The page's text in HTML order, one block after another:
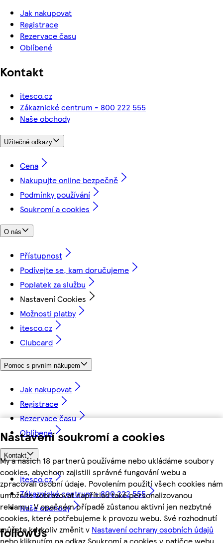
Nastavení soukromí a cookies
My a našich 18 partnerů používáme nebo ukládáme soubory
cookies, abychom zajistili správné fungování webu a
zpracovali osobní údaje. Povolením použití všech cookies nám
umožníte zobrazovat například také personalizovanou
reklamu. V opačném případě zůstanou aktivní jen nezbytné
cookies, které potřebujeme k provozu webu. Své rozhodnutí
můžete kdykoliv změnit v Nastavení ochrany osobních údajů
nebo kliknutím na odkaz Soukromí a cookies v patičce webu.
Jak nakupovat
Registrace
Rezervace času
Oblíbené
Kontakt
itesco.cz
Zákaznické centrum - 800 222 555
Naše obchody
Užitečné odkazy
Cena
Nakupujte online bezpečně
Podmínky používání
Soukromí a cookies
O nás
Přístupnost
Podívejte se, kam doručujeme
Poplatek za službu
Nastavení Cookies
Možnosti platby
itesco.cz
Clubcard
Pomoc s prvním nákupem
Jak nakupovat
Registrace
Rezervace času
Oblíbené
Kontakt
itesco.cz
Zákaznické centrum - 800 222 555
Naše obchody
followUs